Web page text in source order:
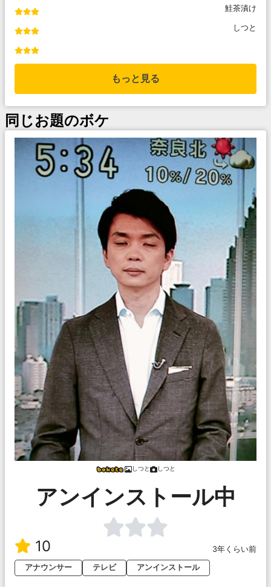
鮭茶漬け
しつと
もっと見る
同じお題のボケ
しつと しつと
アンインストール中
10
3年くらい前
アナウンサー
テレビ アンインストール